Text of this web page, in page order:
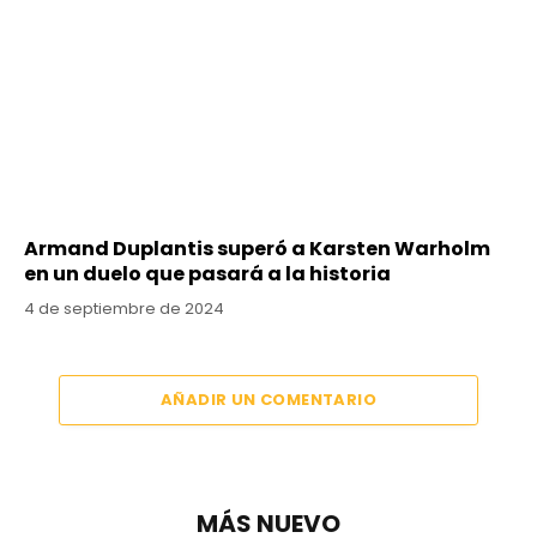
Armand Duplantis superó a Karsten Warholm
en un duelo que pasará a la historia
4 de septiembre de 2024
AÑADIR UN COMENTARIO
MÁS NUEVO